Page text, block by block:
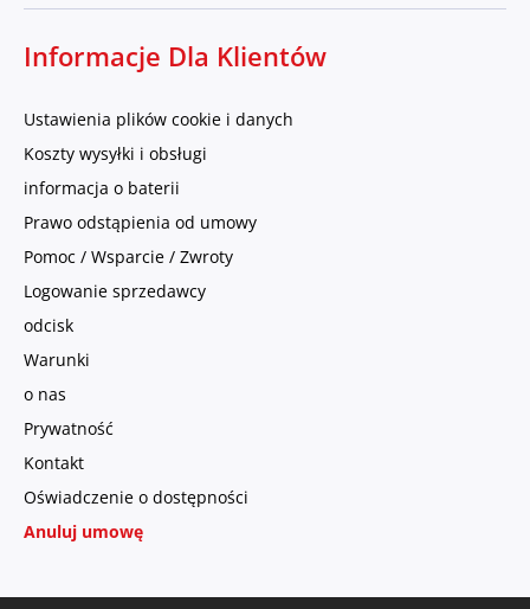
Informacje Dla Klientów
Ustawienia plików cookie i danych
Koszty wysyłki i obsługi
informacja o baterii
Prawo odstąpienia od umowy
Pomoc / Wsparcie / Zwroty
Logowanie sprzedawcy
odcisk
Warunki
o nas
Prywatność
Kontakt
Oświadczenie o dostępności
Anuluj umowę